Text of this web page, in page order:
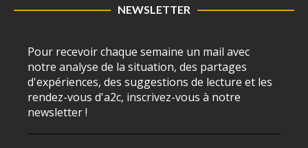
NEWSLETTER
Pour recevoir chaque semaine un mail avec
notre analyse de la situation, des partages
d'expériences, des suggestions de lecture et les
rendez-vous d'a2c, inscrivez-vous à notre
newsletter !